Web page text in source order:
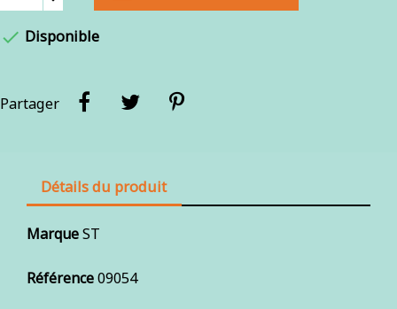
 Disponible
Partager
Détails du produit
MarqueST
Référence09054